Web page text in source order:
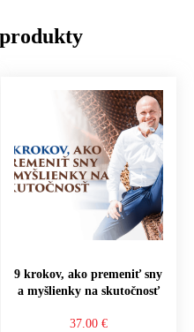
9 krokov, ako premeniť sny
a myšlienky na skutočnosť
37.00 €